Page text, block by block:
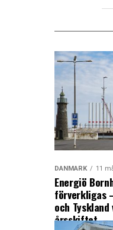
DANMARK 11
Energiö
förverkligas
och
årsskiftet